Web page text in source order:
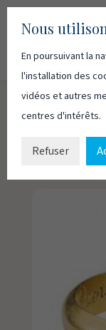
Eric Kayayan
Nous
En poursuivant la
l'installation des
vidéos et autres
centres d'intérêts.
Refuser